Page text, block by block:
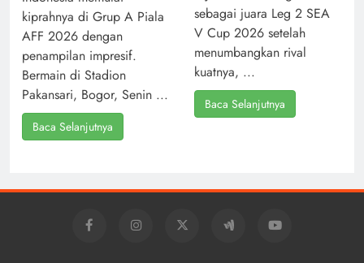
kiprahnya di Grup A Piala
AFF 2026 dengan
penampilan impresif.
Bermain di Stadion
Pakansari, Bogor, Senin ...
Baca Selanjutnya
sebagai juara Leg 2 SEA
V Cup 2026 setelah
menumbangkan rival
kuatnya, ...
Baca Selanjutnya